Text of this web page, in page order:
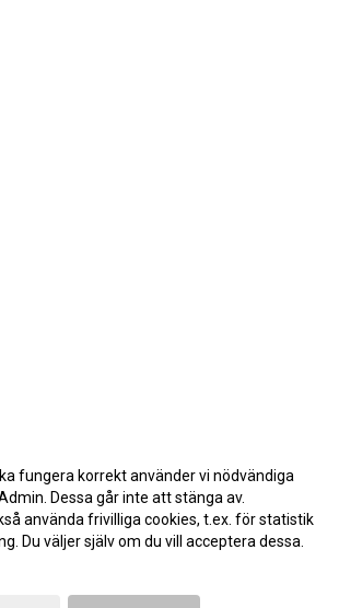
Gå till Webbversion
fungera korrekt använder vi nödvändiga
Dessa går inte att stänga av.
använda frivilliga cookies, t.ex. för statistik
Du väljer själv om du vill acceptera dessa.